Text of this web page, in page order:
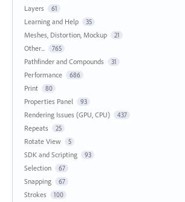
Layers 61
Learning and Help 35
Meshes, Distortion, Mockup 21
Other... 765
Pathfinder and Compounds 31
Performance 686
Print 80
Properties Panel 93
Rendering Issues (GPU, CPU) 437
Repeats 25
Rotate View 5
SDK and Scripting 93
Selection 67
Snapping 67
Strokes 100